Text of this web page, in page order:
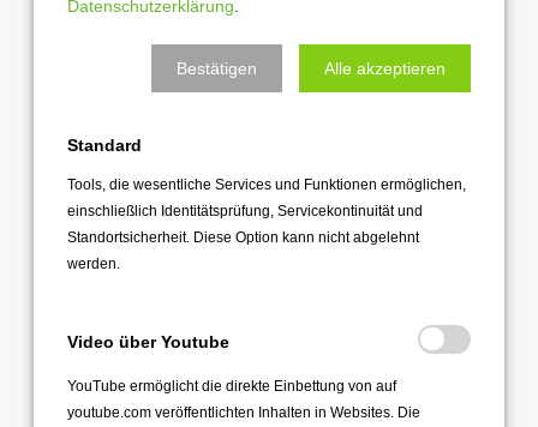
Juni 2022
Februar 2022
Januar 2022
2021
September 2021
Datenschutzerklärung
Bestätigen Alle akzeptieren
Standard
Tools, die wesentliche Services und Funktionen ermöglichen,
einschließlich Identitätsprüfung, Servicekontinuität und
Standortsicherheit. Diese Option kann nicht abgelehnt
werden.
Video über Youtube
YouTube ermöglicht die direkte Einbettung von auf
youtube.com veröffentlichten Inhalten in Websites. Die